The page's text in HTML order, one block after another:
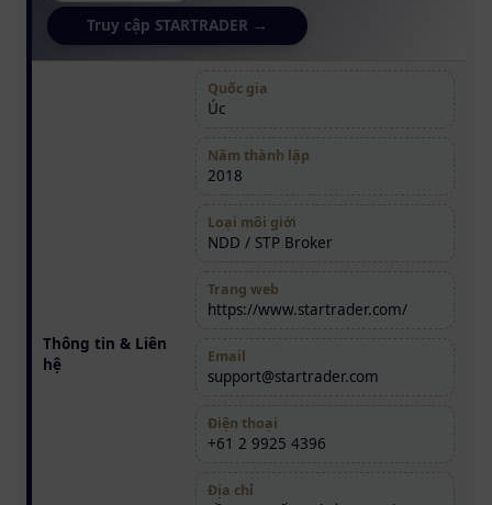
Truy cập STARTRADER →
Thông tin & Liên
hệ
Quốc gia
Úc
Năm thành lập
2018
Loại môi giới
NDD / STP Broker
Trang web
https://www.startrader.com/
Email
support@startrader.com
Điện thoại
+61 2 9925 4396
Địa chỉ